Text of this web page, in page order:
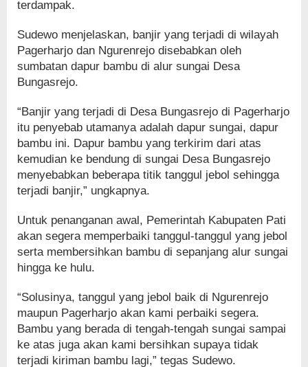
terdampak.
Sudewo menjelaskan, banjir yang terjadi di wilayah
Pagerharjo dan Ngurenrejo disebabkan oleh
sumbatan dapur bambu di alur sungai Desa
Bungasrejo.
“Banjir yang terjadi di Desa Bungasrejo di Pagerharjo
itu penyebab utamanya adalah dapur sungai, dapur
bambu ini. Dapur bambu yang terkirim dari atas
kemudian ke bendung di sungai Desa Bungasrejo
menyebabkan beberapa titik tanggul jebol sehingga
terjadi banjir,” ungkapnya.
Untuk penanganan awal, Pemerintah Kabupaten Pati
akan segera memperbaiki tanggul-tanggul yang jebol
serta membersihkan bambu di sepanjang alur sungai
hingga ke hulu.
“Solusinya, tanggul yang jebol baik di Ngurenrejo
maupun Pagerharjo akan kami perbaiki segera.
Bambu yang berada di tengah-tengah sungai sampai
ke atas juga akan kami bersihkan supaya tidak
terjadi kiriman bambu lagi,” tegas Sudewo.